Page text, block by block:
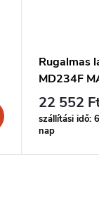
Rugalmas
MD234F
22 552
szállítási idő:
nap